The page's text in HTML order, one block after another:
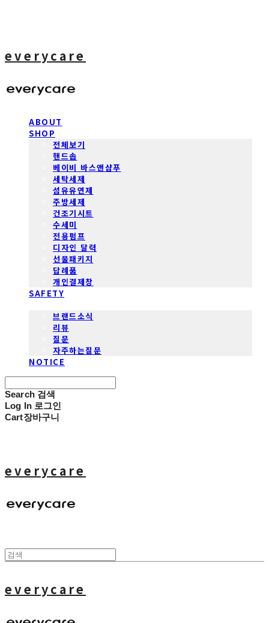
everycare
ABOUT
SHOP
전체보기
핸드솝
베이비 바스앤샴푸
세탁세제
섬유유연제
주방세제
건조기시트
수세미
전용펌프
디자인 달력
선물패키지
답례품
개인결제창
SAFETY
브랜드소식
리뷰
질문
자주하는질문
NOTICE
Search 검색
Log In 로그인
Cart장바구니
everycare
everycare